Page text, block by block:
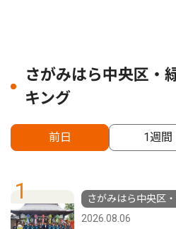
さがみはら中央区・
キング
前日 1週間
1
さがみはら中央区
2026.08.06